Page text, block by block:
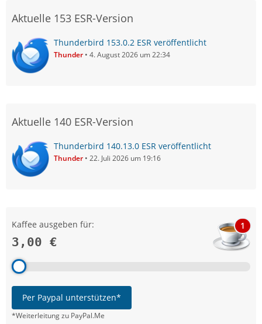
Aktuelle 153 ESR-Version
Thunderbird 153.0.2 ESR veröffentlicht
Thunder 4. August 2026 um 22:34
Aktuelle 140 ESR-Version
Thunderbird 140.13.0 ESR veröffentlicht
Thunder 22. Juli 2026 um 19:16
Kaffee ausgeben für:
3,00 €
1
Per Paypal unterstützen*
*Weiterleitung zu PayPal.Me